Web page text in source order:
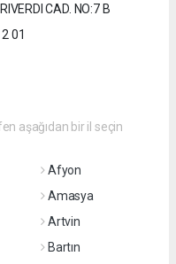
CAD. NO:7 B
01
aşağıdan bir il seçin
Afyon
Amasya
Artvin
Bartın